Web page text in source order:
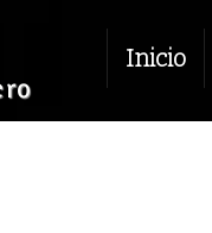
Inicio